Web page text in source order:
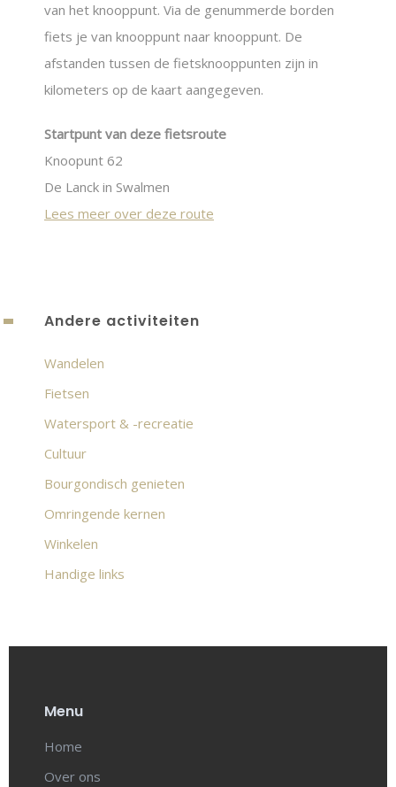
van het knooppunt. Via de genummerde borden
fiets je van knooppunt naar knooppunt. De
afstanden tussen de fietsknooppunten zijn in
kilometers op de kaart aangegeven.
Startpunt van deze fietsroute
Knoopunt 62
De Lanck in Swalmen
Lees meer over deze route
Andere activiteiten
Wandelen
Fietsen
Watersport & -recreatie
Cultuur
Bourgondisch genieten
Omringende kernen
Winkelen
Handige links
Menu
Home
Over ons